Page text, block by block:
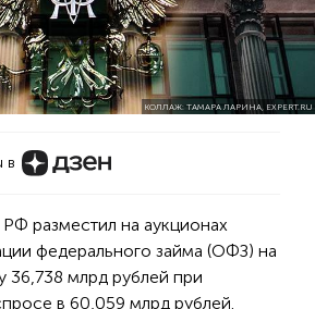
КОЛЛАЖ: ТАМАРА ЛАРИНА, EXPERT.RU
в
разместил на аукционах
федерального займа (ОФЗ) на
млрд рублей при
в 60,059 млрд рублей.